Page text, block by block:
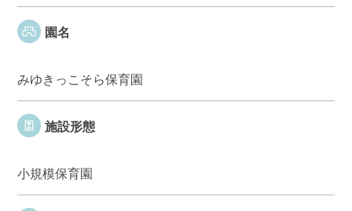
園名
みゆきっこそら保育園
施設形態
小規模保育園